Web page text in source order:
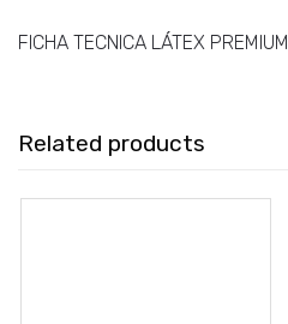
FICHA TECNICA LÁTEX PREMIUM
Related products